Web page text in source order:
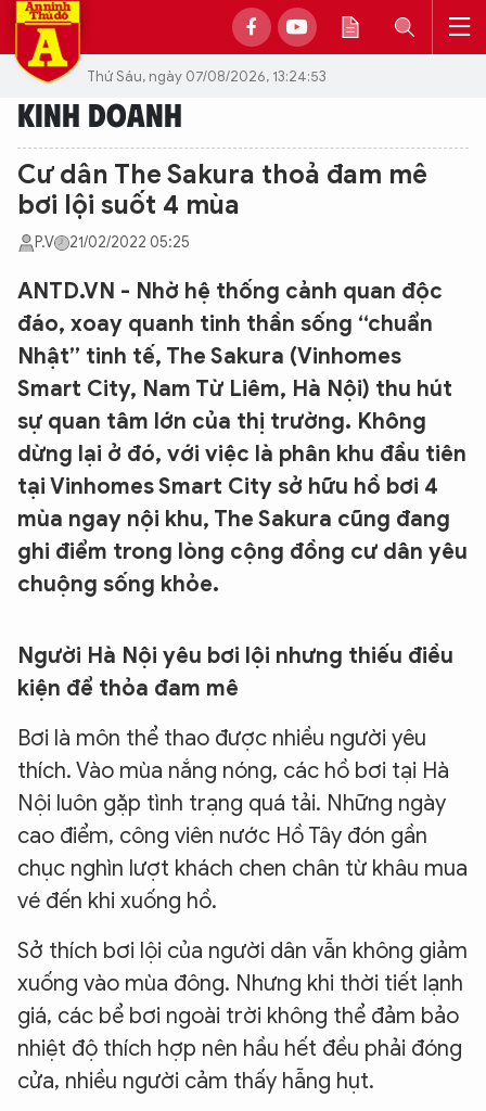
Thứ Sáu, ngày 07/08/2026, 13:24:53
KINH DOANH
Cư dân The Sakura thoả đam mê
bơi lội suốt 4 mùa
P.V 21/02/2022 05:25
ANTD.VN - Nhờ hệ thống cảnh quan độc
đáo, xoay quanh tinh thần sống “chuẩn
Nhật” tinh tế, The Sakura (Vinhomes
Smart City, Nam Từ Liêm, Hà Nội) thu hút
sự quan tâm lớn của thị trường. Không
dừng lại ở đó, với việc là phân khu đầu tiên
tại Vinhomes Smart City sở hữu hồ bơi 4
mùa ngay nội khu, The Sakura cũng đang
ghi điểm trong lòng cộng đồng cư dân yêu
chuộng sống khỏe.
Người Hà Nội yêu bơi lội nhưng thiếu điều
kiện để thỏa đam mê
Bơi là môn thể thao được nhiều người yêu
thích. Vào mùa nắng nóng, các hồ bơi tại Hà
Nội luôn gặp tình trạng quá tải. Những ngày
cao điểm, công viên nước Hồ Tây đón gần
chục nghìn lượt khách chen chân từ khâu mua
vé đến khi xuống hồ.
Sở thích bơi lội của người dân vẫn không giảm
xuống vào mùa đông. Nhưng khi thời tiết lạnh
giá, các bể bơi ngoài trời không thể đảm bảo
nhiệt độ thích hợp nên hầu hết đều phải đóng
cửa, nhiều người cảm thấy hẫng hụt.